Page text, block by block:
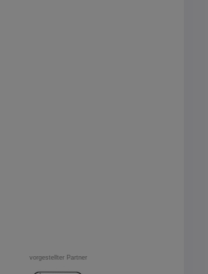
vorgestellter Partner